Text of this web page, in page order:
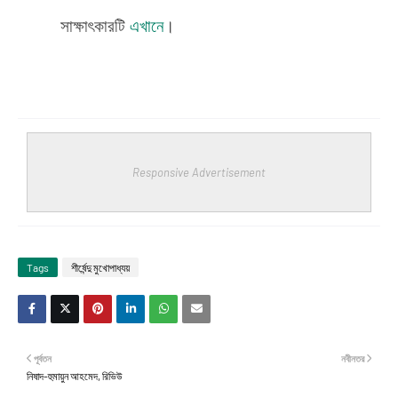
সাক্ষাৎকারটি এখানে।
Responsive Advertisement
Tags শীর্ষেন্দু মুখোপাধ্যয়
নবীনতর
পূর্বতন
নিষাদ-হুমায়ুন আহমেদ, রিভিউ